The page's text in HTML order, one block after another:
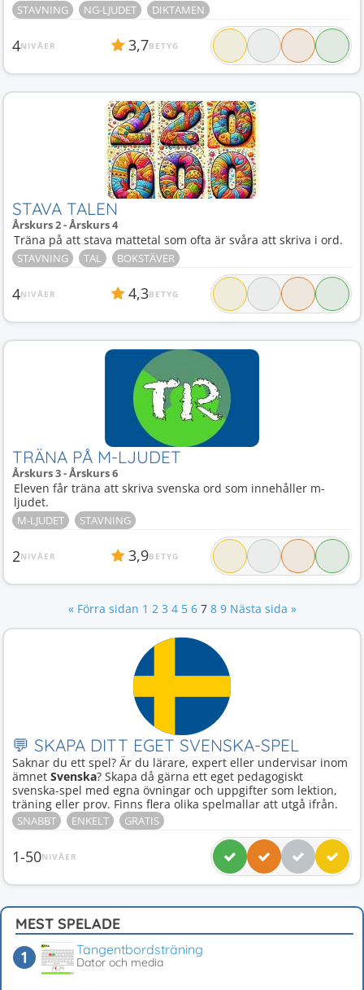
STAVNING NG-LJUDET DIKTAMEN
4NIVÅER 3,7BETYG
STAVA TALEN
Årskurs 2 - Årskurs 4
Träna på att stava mattetal som ofta är svåra att skriva i ord.
STAVNING TAL BOKSTÄVER
4NIVÅER 4,3BETYG
TRÄNA PÅ M-LJUDET
Årskurs 3 - Årskurs 6
Eleven får träna att skriva svenska ord som innehåller m-
ljudet.
M-LJUDET STAVNING
2NIVÅER 3,9BETYG
« Förra sidan 1 2 3 4 5 6 7 8 9 Nästa sida »
💬 SKAPA DITT EGET SVENSKA-SPEL
Saknar du ett spel? Är du lärare, expert eller undervisar inom
ämnet Svenska? Skapa då gärna ett eget pedagogiskt
svenska-spel med egna övningar och uppgifter som lektion,
träning eller prov. Finns flera olika spelmallar att utgå ifrån.
SNABBT ENKELT GRATIS
1-50NIVÅER
MEST SPELADE
Tangentbordsträning
Dator och media